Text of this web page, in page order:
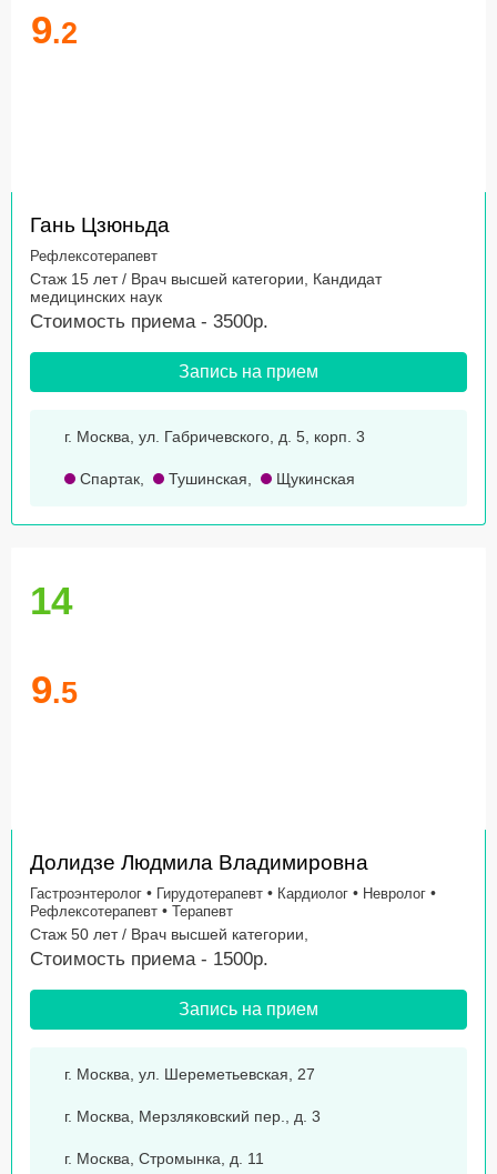
9.2
Гань Цзюньда
Рефлексотерапевт
Стаж 15 лет / Врач высшей категории, Кандидат
медицинских наук
Стоимость приема - 3500р.
Запись на прием
г. Москва, ул. Габричевского, д. 5, корп. 3
Спартак Тушинская Щукинская
14
9.5
Долидзе Людмила Владимировна
Гастроэнтеролог • Гирудотерапевт • Кардиолог • Невролог •
Рефлексотерапевт • Терапевт
Стаж 50 лет / Врач высшей категории,
Стоимость приема - 1500р.
Запись на прием
г. Москва, ул. Шереметьевская, 27
г. Москва, Мерзляковский пер., д. 3
г. Москва, Стромынка, д. 11